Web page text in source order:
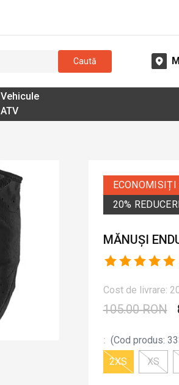
Caută
Vehicule
ATV
20%
MĂNUȘI
Cost de livrare:
105.00 RON
: (Cod produs:
2XS
XS